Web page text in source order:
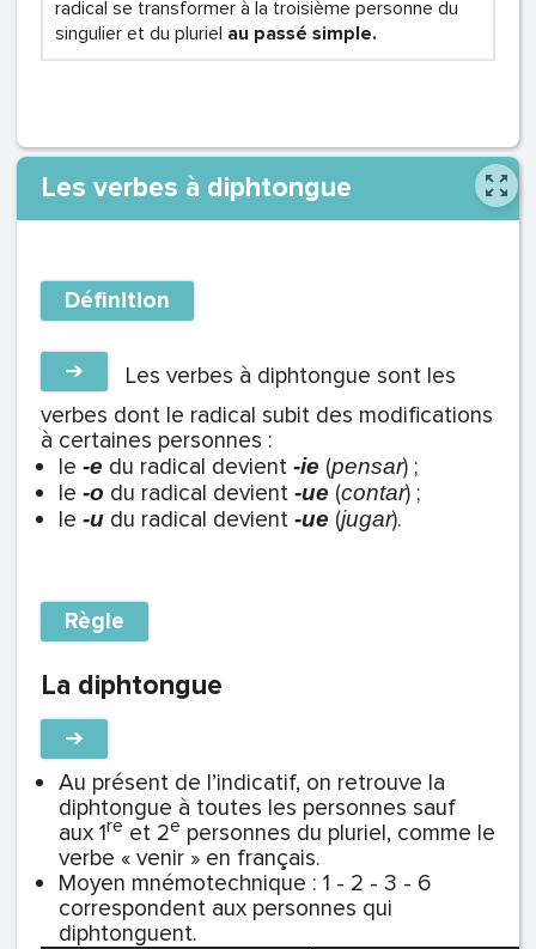
radical se transformer à la troisième personne du
singulier et du pluriel au passé simple.
Les verbes à diphtongue
Définition
➔
Les verbes à diphtongue sont les
verbes dont le radical subit des modifications
à certaines personnes :
le -e du radical devient -ie (pensar) ;
le -o du radical devient -ue (contar) ;
le -u du radical devient -ue (jugar).
Règle
La diphtongue
➔
Au présent de l’indicatif, on retrouve la
diphtongue à toutes les personnes sauf
aux 1re et 2e personnes du pluriel, comme le
verbe « venir » en français.
Moyen mnémotechnique : 1 - 2 - 3 - 6
correspondent aux personnes qui
diphtonguent.